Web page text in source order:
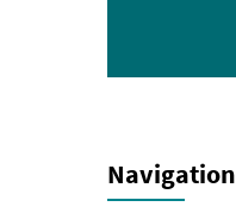
Navigation